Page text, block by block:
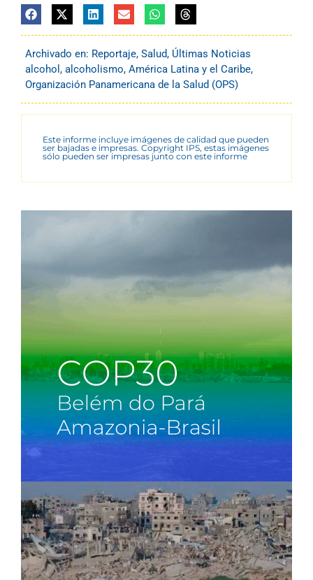
Archivado en: Reportaje, Salud, Últimas Noticias
alcohol , alcoholismo, América Latina y el Caribe,
Organización Panamericana de la Salud (OPS)
Este informe incluye imágenes de calidad que pueden
ser bajadas e impresas. Copyright IPS, estas imágenes
sólo pueden ser impresas junto con este informe